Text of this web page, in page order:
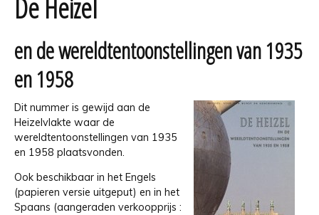
De Heizel
en de wereldtentoonstellingen van 1935
en 1958
Dit nummer is gewijd aan de
Heizelvlakte waar de
wereldtentoonstellingen van 1935
en 1958 plaatsvonden.
Ook beschikbaar in het Engels
(papieren versie uitgeput) en in het
Spaans (aangeraden verkoopprijs :